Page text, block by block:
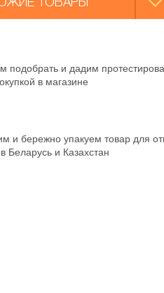
подобрать и дадим
в магазине
и бережно упакуем товар для
Беларусь и Казахстан